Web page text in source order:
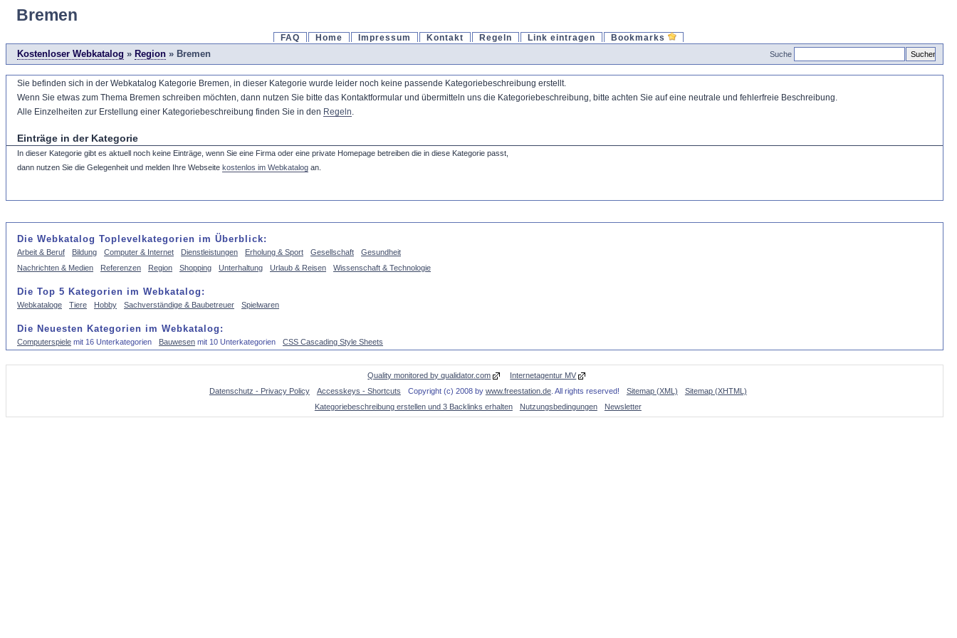
Bremen
FAQ Home Impressum Kontakt Regeln Link eintragen Bookmarks
Kostenloser Webkatalog » Region » Bremen Suche
Sie befinden sich in der Webkatalog Kategorie Bremen, in dieser Kategorie wurde leider noch keine passende Kategoriebeschreibung erstellt.
Wenn Sie etwas zum Thema Bremen schreiben möchten, dann nutzen Sie bitte das Kontaktformular und übermitteln uns die Kategoriebeschreibung, bitte achten Sie auf eine neutrale und fehlerfreie Beschreibung.
Alle Einzelheiten zur Erstellung einer Kategoriebeschreibung finden Sie in den Regeln
Einträge in der Kategorie
In dieser Kategorie gibt es aktuell noch keine Einträge, wenn Sie eine Firma oder eine private Homepage betreiben die in diese Kategorie passt,
dann nutzen Sie die Gelegenheit und melden Ihre Webseite kostenlos im Webkatalog an.
Die Webkatalog Toplevelkategorien im Überblick:
Arbeit & Beruf Bildung Computer & Internet Dienstleistungen Erholung & Sport Gesellschaft
Gesundheit
Nachrichten & Medien
Referenzen Region Shopping Unterhaltung Urlaub & Reisen Wissenschaft & Technologie
Die Top 5 Kategorien im Webkatalog:
Webkataloge Tiere Hobby Sachverständige & Baubetreuer Spielwaren
Die Neuesten Kategorien im Webkatalog:
Computerspiele mit 16 Unterkategorien Bauwesen mit 10 Unterkategorien CSS Cascading Style Sheets
Quality monitored by qualidator.com
Internetagentur MV
Datenschutz - Privacy Policy
Accesskeys - Shortcuts Copyright (c) 2008 by www.freestation.de. All rights reserved! Sitemap (XML)
Sitemap (XHTML)
Kategoriebeschreibung erstellen und 3 Backlinks erhalten
Nutzungsbedingungen Newsletter